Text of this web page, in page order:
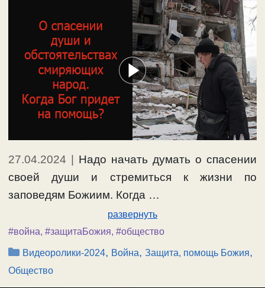
27.04.2024
Надо начать думать о спасении
своей души и стремиться к жизни по
заповедям Божиим. Когда …
развернуть
#война, #защитаБожия, #общество
Рубрики
Видеоролики-2024, Война,Защита, помощь Божия,
Общество